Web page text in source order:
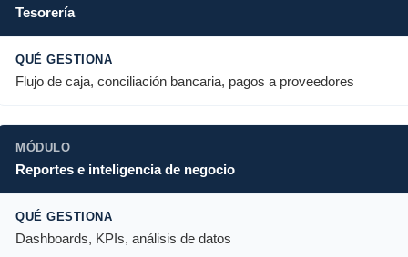
Tesorería
Flujo de caja, conciliación bancaria, pagos a proveedores
Reportes e inteligencia de negocio
Dashboards, KPIs, análisis de datos